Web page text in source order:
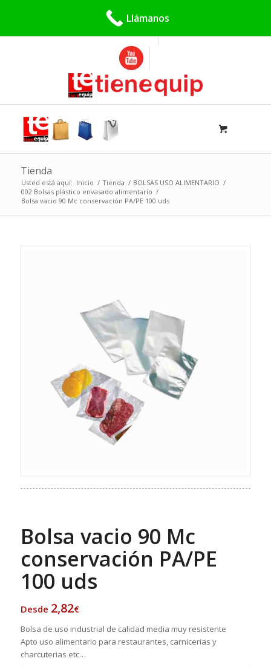
Tienda
Usted está aquí: Inicio / Tienda / BOLSAS USO ALIMENTARIO /
002 Bolsas plástico envasado alimentario /
Bolsa vacio 90 Mc conservación PA/PE 100 uds
Bolsa vacio 90 Mc
conservación PA/PE
100 uds
Desde 2,82€
Bolsa de uso industrial de calidad media muy resistente
Apto uso alimentario para restaurantes, carnicerias y
charcuterias etc…
Llámanos